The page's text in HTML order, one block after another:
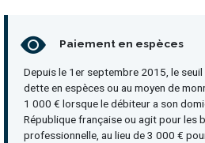
Paiement en espèces
Depuis le 1er septembre 2015, le
dette en espèces ou au moyen de
1 000 € lorsque le débiteur a son
République française ou agit pour les
professionnelle, au lieu de 3 000 €